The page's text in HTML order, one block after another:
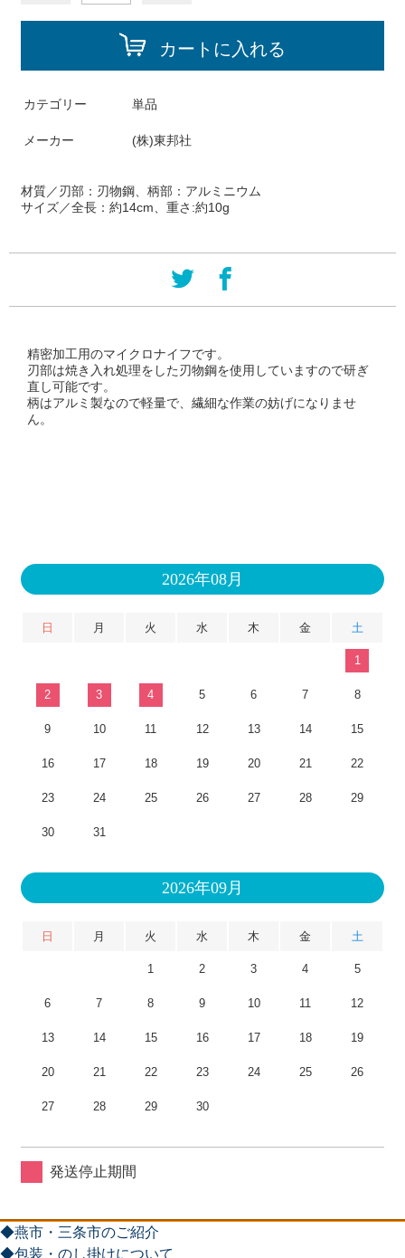
カートに入れる
カテゴリー 単品
メーカー (株)東邦社
材質／刃部：刃物鋼、柄部：アルミニウム
サイズ／全長：約14cm、重さ:約10g
精密加工用のマイクロナイフです。
刃部は焼き入れ処理をした刃物鋼を使用していますので研ぎ
直し可能です。
柄はアルミ製なので軽量で、繊細な作業の妨げになりませ
ん。
2026年08月
日 月 火 水 木 金 土
1
2 3 4 5 6 7 8
9 10 11 12 13 14 15
16 17 18 19 20 21 22
23 24 25 26 27 28 29
30 31
2026年09月
日 月 火 水 木 金 土
1 2 3 4 5
6 7 8 9 10 11 12
13 14 15 16 17 18 19
20 21 22 23 24 25 26
27 28 29 30
発送停止期間
◆燕市・三条市のご紹介
◆包装・のし掛けについて